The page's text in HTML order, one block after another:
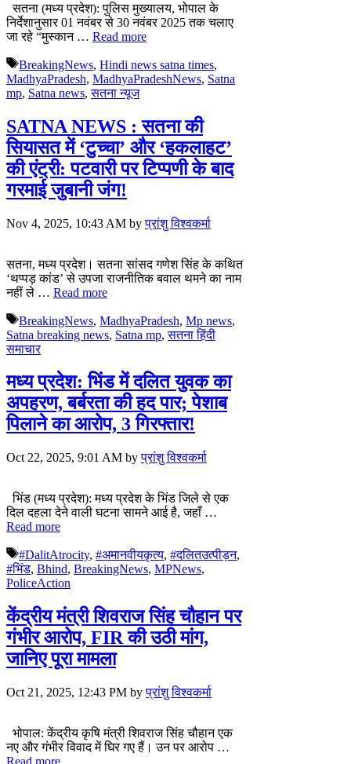
सतना (मध्य प्रदेश): पुलिस मुख्यालय, भोपाल के
निर्देशानुसार 01 नवंबर से 30 नवंबर 2025 तक चलाए
जा रहे “मुस्कान … Read more
Tags
BreakingNews, Hindi news satna times,
MadhyaPradesh, MadhyaPradeshNews, Satna
mp, Satna news,सतना न्यूज
SATNA NEWS : सतना की
सियासत में ‘टुच्चा’ और ‘हकलाहट’
की एंट्री: पटवारी पर टिप्पणी के बाद
गरमाई जुबानी जंग!
Nov 4, 2025, 10:43 AM byप्रांशु विश्वकर्मा
सतना, मध्य प्रदेश। सतना सांसद गणेश सिंह के कथित
‘थप्पड़ कांड’ से उपजा राजनीतिक बवाल थमने का नाम
नहीं ले … Read more
Tags
BreakingNews, MadhyaPradesh, Mp news,
Satna breaking news, Satna mp,सतना हिंदी
समाचार
मध्य प्रदेश: भिंड में दलित युवक का
अपहरण, बर्बरता की हद पार; पेशाब
पिलाने का आरोप, 3 गिरफ्तार!
Oct 22, 2025, 9:01 AM byप्रांशु विश्वकर्मा
भिंड (मध्य प्रदेश): मध्य प्रदेश के भिंड जिले से एक
दिल दहला देने वाली घटना सामने आई है, जहाँ …
Read more
Tags
#DalitAtrocity, #अमानवीयकृत्य, #दलितउत्पीड़न,
#भिंड, Bhind, BreakingNews, MPNews,
PoliceAction
केंद्रीय मंत्री शिवराज सिंह चौहान पर
गंभीर आरोप, FIR की उठी मांग,
जानिए पूरा मामला
Oct 21, 2025, 12:43 PM byप्रांशु विश्वकर्मा
भोपाल: केंद्रीय कृषि मंत्री शिवराज सिंह चौहान एक
नए और गंभीर विवाद में घिर गए हैं। उन पर आरोप …